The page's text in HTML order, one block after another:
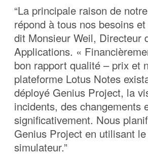
“La principale raison de
répond à tous nos besoins
dit Monsieur Weil, Directeur
Applications. «
bon rapport qualité – prix et
plateforme Lotus Notes
déployé Genius Project, la
incidents, des changements
significativement. Nous
Genius Project en utilisant
simulateur.”